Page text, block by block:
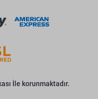
İle korunmaktadır.